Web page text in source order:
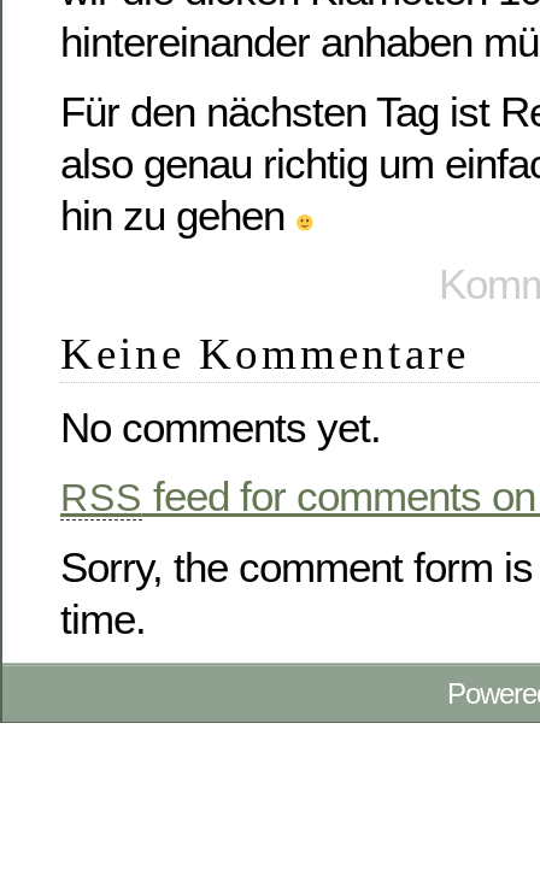
hintereinander anhaben
Für den nächsten Tag ist
also genau richtig um
hin zu gehen
Keine Kommentare
No comments yet.
RSS feed for comments
Sorry, the comment form
time.